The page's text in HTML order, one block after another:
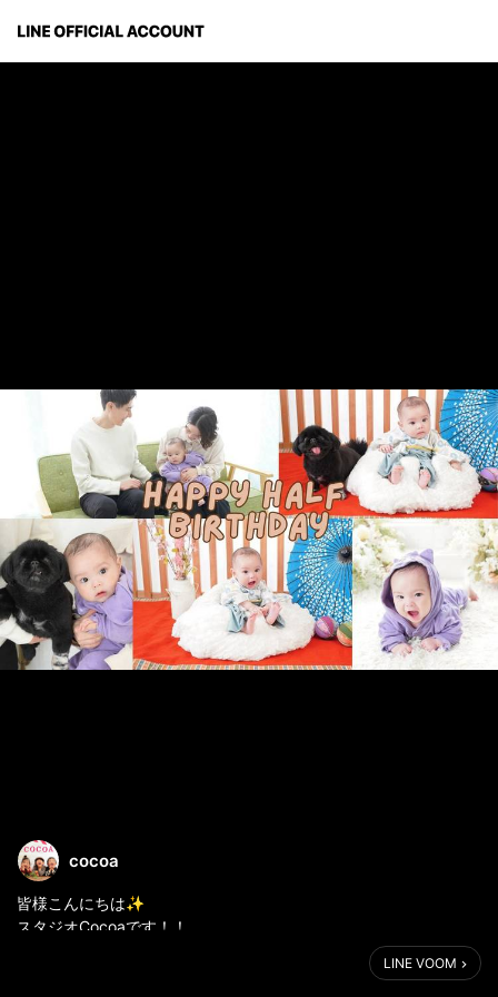
cocoa
皆様こんにちは✨
スタジオCocoaです！！
LINE VOOM